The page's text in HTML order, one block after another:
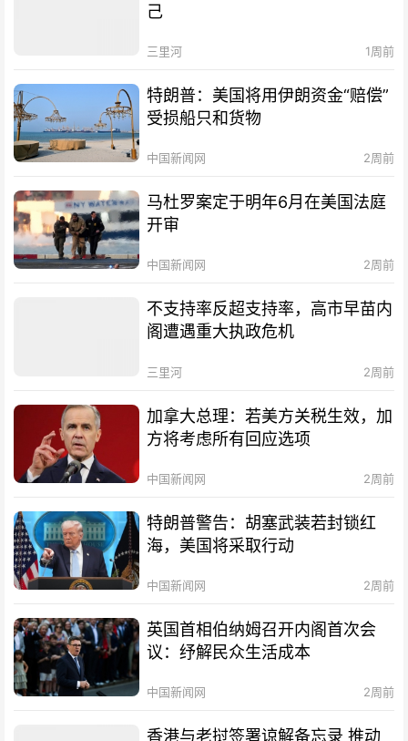
己
三里河 1周前
特朗普：美国将用伊朗资金“赔偿”
受损船只和货物
中国新闻网 2周前
马杜罗案定于明年6月在美国法庭
开审
中国新闻网 2周前
不支持率反超支持率，高市早苗内
阁遭遇重大执政危机
三里河 2周前
加拿大总理：若美方关税生效，加
方将考虑所有回应选项
中国新闻网 2周前
特朗普警告：胡塞武装若封锁红
海，美国将采取行动
中国新闻网 2周前
英国首相伯纳姆召开内阁首次会
议：纾解民众生活成本
中国新闻网 2周前
香港与老挝签署谅解备忘录 推动